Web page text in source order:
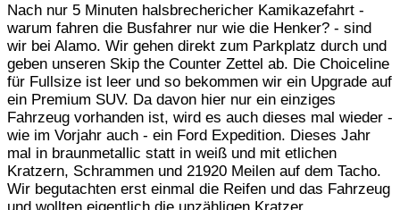
Nach nur 5 Minuten halsbrechericher Kamikazefahrt -
warum fahren die Busfahrer nur wie die Henker? - sind
wir bei Alamo. Wir gehen direkt zum Parkplatz durch und
geben unseren Skip the Counter Zettel ab. Die Choiceline
für Fullsize ist leer und so bekommen wir ein Upgrade auf
ein Premium SUV. Da davon hier nur ein einziges
Fahrzeug vorhanden ist, wird es auch dieses mal wieder -
wie im Vorjahr auch - ein Ford Expedition. Dieses Jahr
mal in braunmetallic statt in weiß und mit etlichen
Kratzern, Schrammen und 21920 Meilen auf dem Tacho.
Wir begutachten erst einmal die Reifen und das Fahrzeug